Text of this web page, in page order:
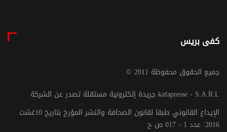
كفى بريس
© جميع الحقوق محفوظة 2011
جريدة إلكترونية مستقلة تصدر عن الشركة kafapresse - S.A.R.L
الإيداع القانوني طبقا لقانون الصحافة والنشر المؤرخ بتاريخ 10غشت
2016: عدد 1 - 017 ص ح